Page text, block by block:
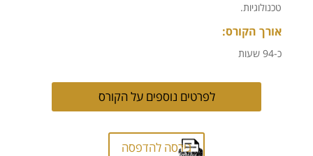
טכנולוגיות.
אורך הקורס:
כ-94 שעות
לפרטים נוספים על הקורס
גירסה להדפסה